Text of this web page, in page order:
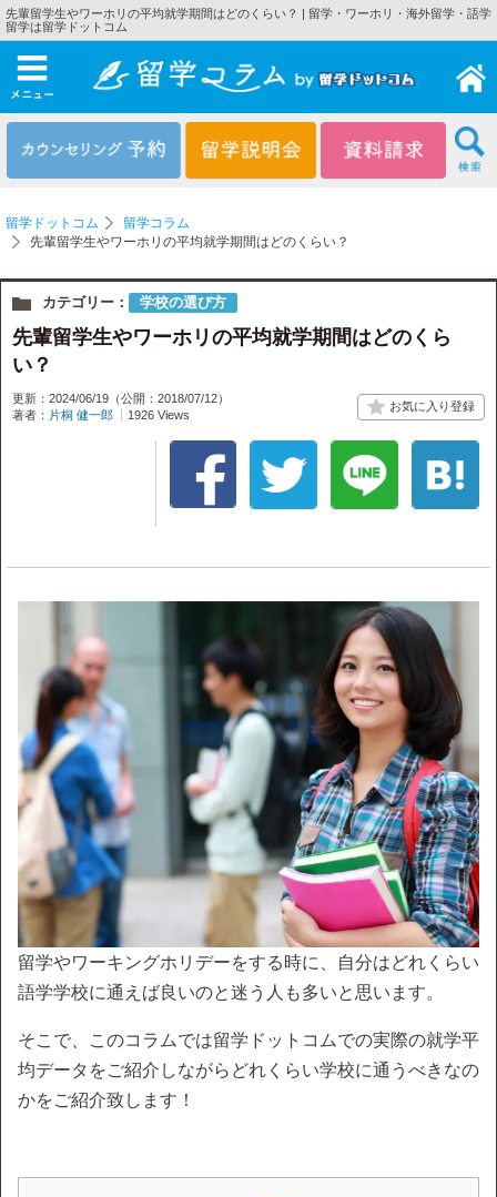
先輩留学生やワーホリの平均就学期間はどのくらい？ | 留学・ワーホリ・海外留学・語学
留学は留学ドットコム
メニュー
留学ドットコム
留学コラム
先輩留学生やワーホリの平均就学期間はどのくらい？
カテゴリー： 学校の選び方
先輩留学生やワーホリの平均就学期間はどのくら
い？
更新：2024/06/19 （公開：2018/07/12）
著者： 片桐 健一郎 1926 Views
留学やワーキングホリデーをする時に、自分はどれくらい
語学学校に通えば良いのと迷う人も多いと思います。
そこで、このコラムでは留学ドットコムでの実際の就学平
均データをご紹介しながらどれくらい学校に通うべきなの
かをご紹介致します！